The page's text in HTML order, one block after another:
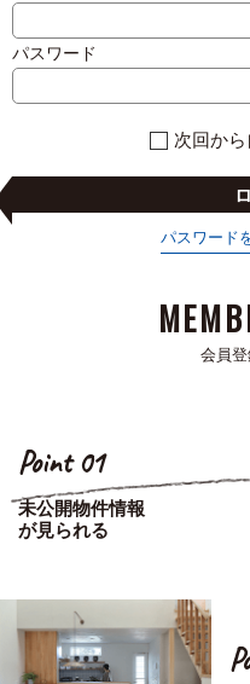
パスワード
次回か
パスワード
会員
Point 01
未公開物件情報
が見られる